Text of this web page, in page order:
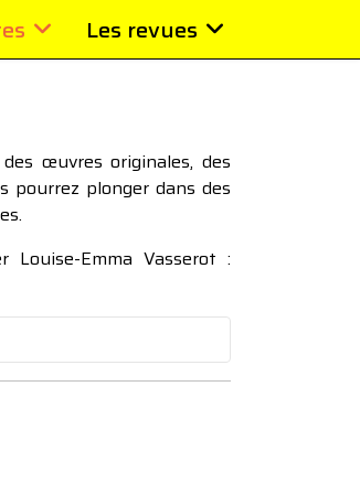
Les revues
œuvres originales, des
pourrez plonger dans des
Emma Vasserot :